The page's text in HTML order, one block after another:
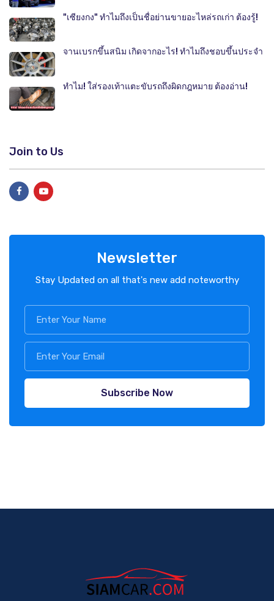
"เซียงกง" ทำไมถึงเป็นชื่อย่านขายอะไหล่รถเก่า ต้องรู้!
จานเบรกขึ้นสนิม เกิดจากอะไร! ทำไมถึงชอบขึ้นประจำ
ทำไม! ใส่รองเท้าแตะขับรถถึงผิดกฎหมาย ต้องอ่าน!
Join to Us
Newsletter
Stay Updated on all that's new add noteworthy
Subscribe Now